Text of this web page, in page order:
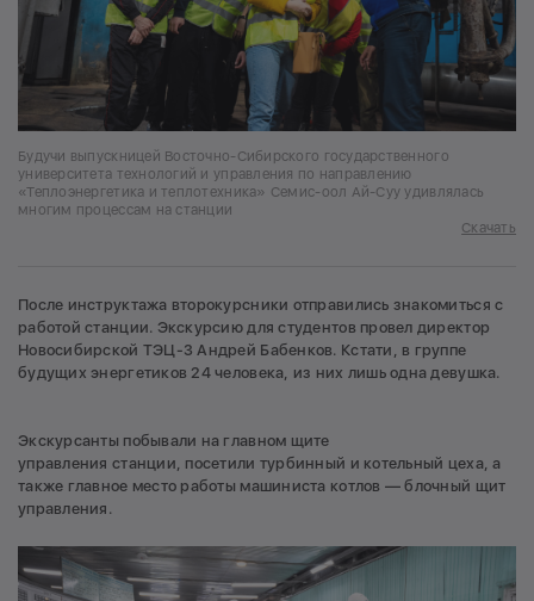
Будучи выпускницей Восточно-Сибирского государственного
университета технологий и управления по направлению
«Теплоэнергетика и теплотехника» Семис-оол Ай-Суу удивлялась
многим процессам на станции
Скачать
После инструктажа второкурсники отправились знакомиться с
работой станции. Экскурсию для студентов провел директор
Новосибирской ТЭЦ-3 Андрей Бабенков. Кстати, в группе
будущих энергетиков 24 человека, из них лишь одна девушка.
Экскурсанты побывали на главном щите
управления станции, посетили турбинный и котельный цеха, а
также главное место работы машиниста котлов — блочный щит
управления.